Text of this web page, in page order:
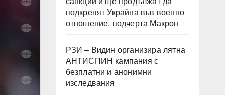
санкции и ще продължат да
подкрепят Украйна във военно
отношение, подчерта Макрон
РЗИ – Видин организира лятна
АНТИСПИН кампания с
безплатни и анонимни
изследвания